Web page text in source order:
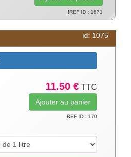
!REF ID : 1671
id: 1075
11.50 € TTC
REF ID : 170